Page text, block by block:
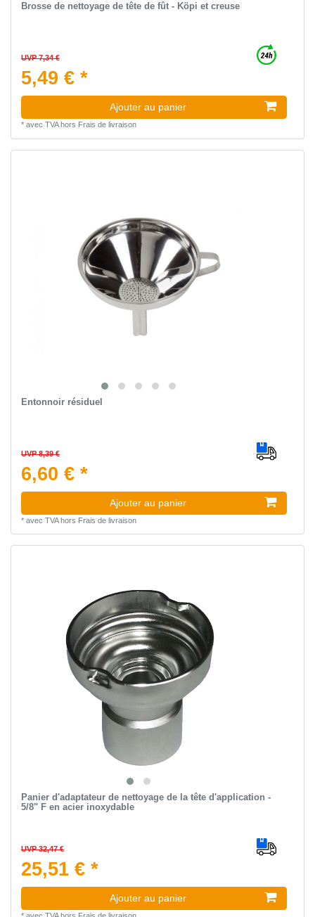
Brosse de nettoyage de tête de fût - Köpi et creuse
UVP 7,34 €
5,49 € *
Ajouter au panier
* avec TVAhors Frais de livraison
Entonnoir résiduel
UVP 8,39 €
6,60 € *
Ajouter au panier
* avec TVAhors Frais de livraison
Panier d'adaptateur de nettoyage de la tête d'application -
5/8" F en acier inoxydable
UVP 32,47 €
25,51 € *
Ajouter au panier